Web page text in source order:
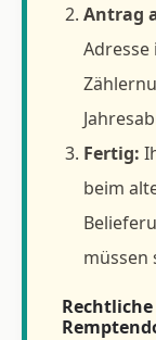
Antrag
Fertig:
beim
müssen